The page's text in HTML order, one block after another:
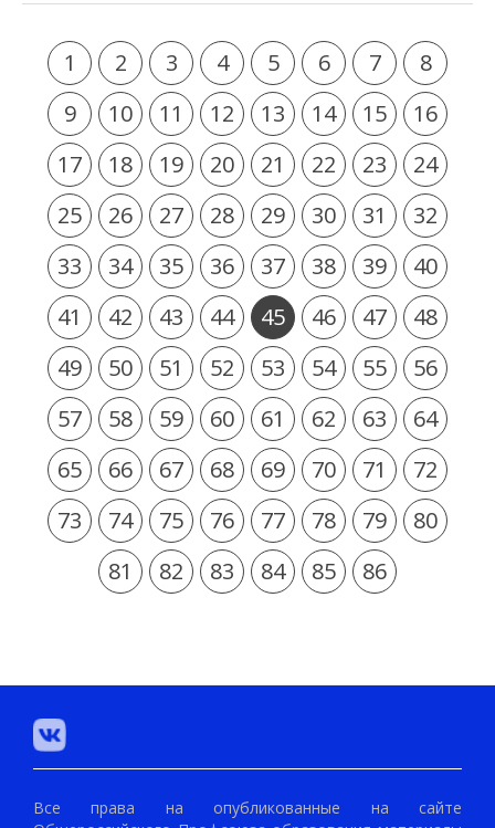
1 2 3 4 5 6 7
8
9
10 11 12 13 14 15
16
17
18 19 20 21 22 23
24
25
26 27 28 29 30 31
32
33
34 35 36 37 38 39
40
41
42 43 44 45 46 47
48
49
50 51 52 53 54 55
56
57
58 59 60 61 62 63
64
65
66 67 68 69 70 71
72
73
74 75 76 77 78 79
80
81
82 83 84 85 86
Все права на опубликованные на сайте